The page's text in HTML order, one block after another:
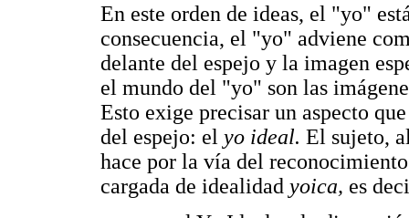
En este orden de ideas, el "yo"
consecuencia, el "yo" adviene
delante del espejo y la imagen
el mundo del "yo" son las
Esto exige precisar un aspecto
del espejo: el yo ideal. El sujeto,
hace por la vía del
cargada de idealidad yoica, es